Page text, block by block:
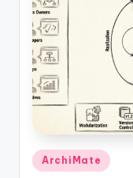
Posted
ArchiMate